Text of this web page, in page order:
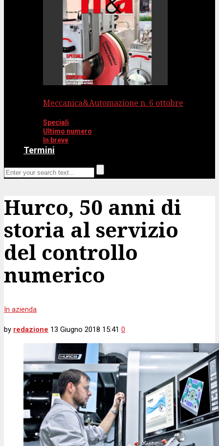
Meccanica&Automazione n. 6 ottobre
Speciali
Ultimo numero
In breve
Termini
Hurco, 50 anni di
storia al servizio
del controllo
numerico
In azienda
by redazione 13 Giugno 2018 15:41 0